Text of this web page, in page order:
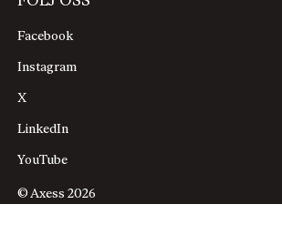
Facebook
Instagram
X
LinkedIn
YouTube
© Axess 2026